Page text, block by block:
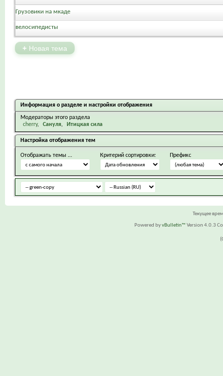
Грузовики на мкаде
велосипедисты
+ Новая тема
Информация о разделе и настройки отображения
Модераторы этого раздела
cherry
Сануля Итицкая сила
Настройка отображения тем
Отображать темы ... Критерий сортировки: Префикс
Текущее
Powered byvBulletin™ Version 4.0.3